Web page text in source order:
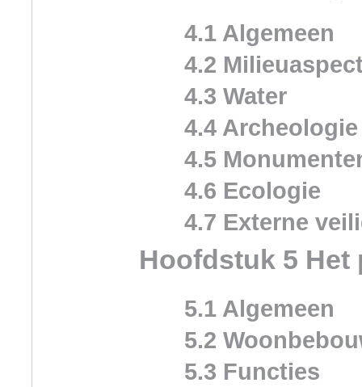
4.1 Algemeen
4.2
4.3 Water
4.4 Archeologie
4.5
4.6 Ecologie
4.7 Externe
Hoofdstuk 5 Het
5.1 Algemeen
5.2
5.3 Functies